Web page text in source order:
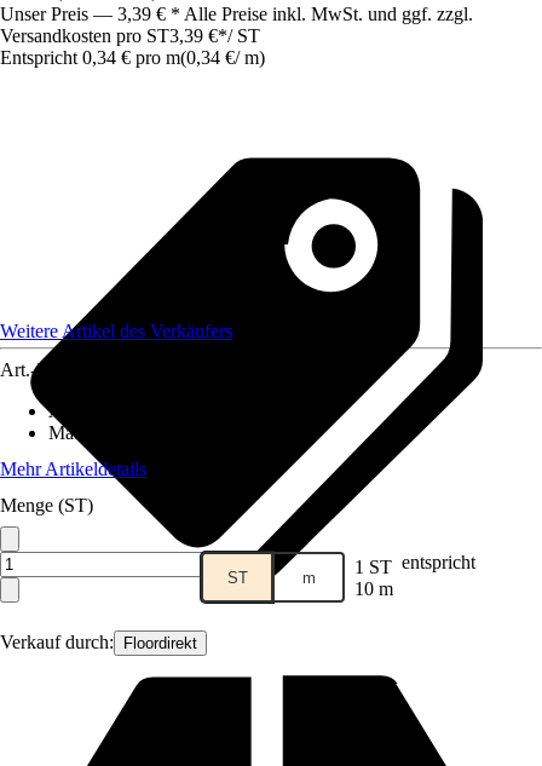
Unser Preis — 3,39 € * Alle Preise inkl. MwSt. und ggf. zzgl.
Versandkosten pro ST3,39 €*/ ST
Entspricht 0,34 € pro m(0,34 €/ m)
Verkauf durch: Floordirekt
Weitere Artikel des Verkäufers
Art.-Nr.
Artikeltyp
Material
Mehr Artikeldetails
Menge (ST)
ST m 1 ST entspricht
10 m